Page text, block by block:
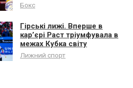
Бокс
Гірські лижі. Вперше в
кар’єрі Раст тріумфувала в
межах Кубка світу
Лижний спорт